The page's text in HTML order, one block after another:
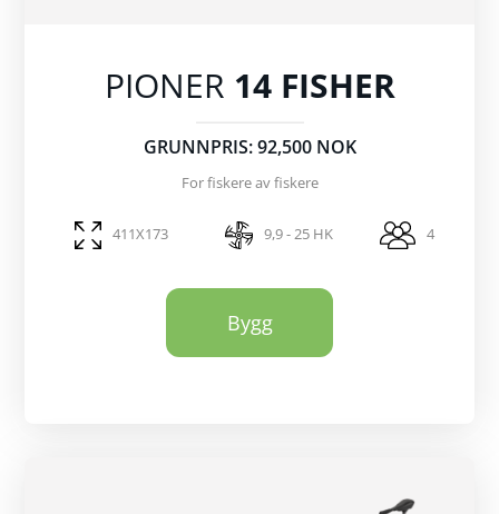
PIONER 14 FISHER
GRUNNPRIS: 92,500 NOK
For fiskere av fiskere
411X173 9,9 - 25 HK 4
Bygg